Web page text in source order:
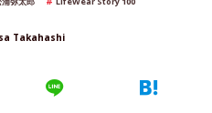
Takahashi